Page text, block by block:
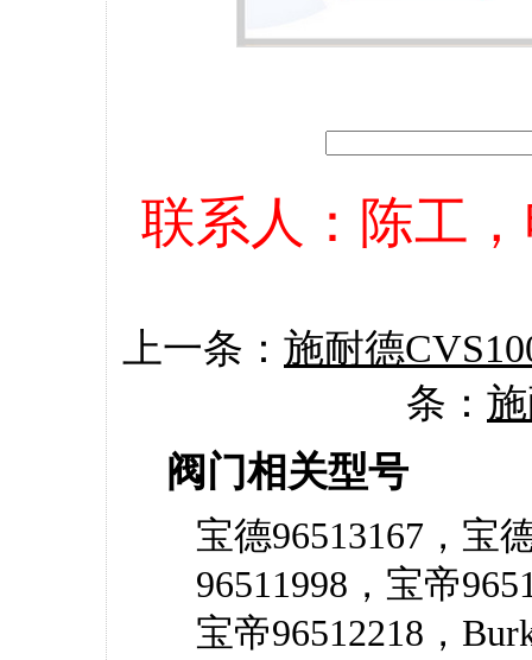
联系人：陈工，
上一条： 施耐德
条：
阀门相关型号
宝德96513167，宝
96511998，宝帝
宝帝96512218，